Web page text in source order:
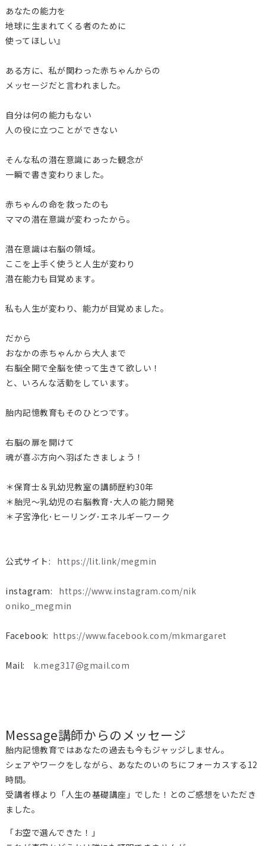
あなたの能力を
地球に生まれてくる者のために
使ってほしい』
ある方に、私が関わった赤ちゃんからの
メッセージだと言われました。
自分は何の能力もない
人の役に立つことができない
そんな私の潜在意識にあった観念が
一瞬で書き変わりました。
赤ちゃんの命を救ったのも
ママの潜在意識が変わったから。
潜在意識は右脳の領域。
ここを上手く使うと人生が変わり
潜在能力も目覚めます。
私も人生が変わり、能力が目覚めました。
だから
おなかの赤ちゃんから大人まで
右脳全開で全脳を使って生きて欲しい！
と、いろんな活動をしています。
胎内記憶教育もそのひとつです。
右脳の扉を開けて
魂が喜ぶ方向へ羽ばたきましょう！
＊保育士＆乳幼児教室の講師歴約30年
＊胎児〜乳幼児の右脳教育･大人の能力開発
＊子宮浄化･ヒーリング･エネルギーワーク
公式サイト: https://lit.link/megmin
instagram: https://www.instagram.com/nik
oniko_megmin
Facebook: https://www.facebook.com/mkmargaret
Mail: k.meg317@gmail.com
Message講師からのメッセージ
胎内記憶教育ではあなたの過去も今もジャッジしません。
シェアやワークをしながら、あなたのいのちにフォーカスする12
時間。
受講者様より「人生の基礎講座」でした！とのご感想をいただき
ました。
「お空で選んできた！」